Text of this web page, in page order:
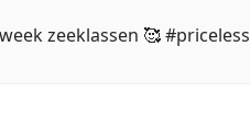
zeeklassen 🥰 #priceless